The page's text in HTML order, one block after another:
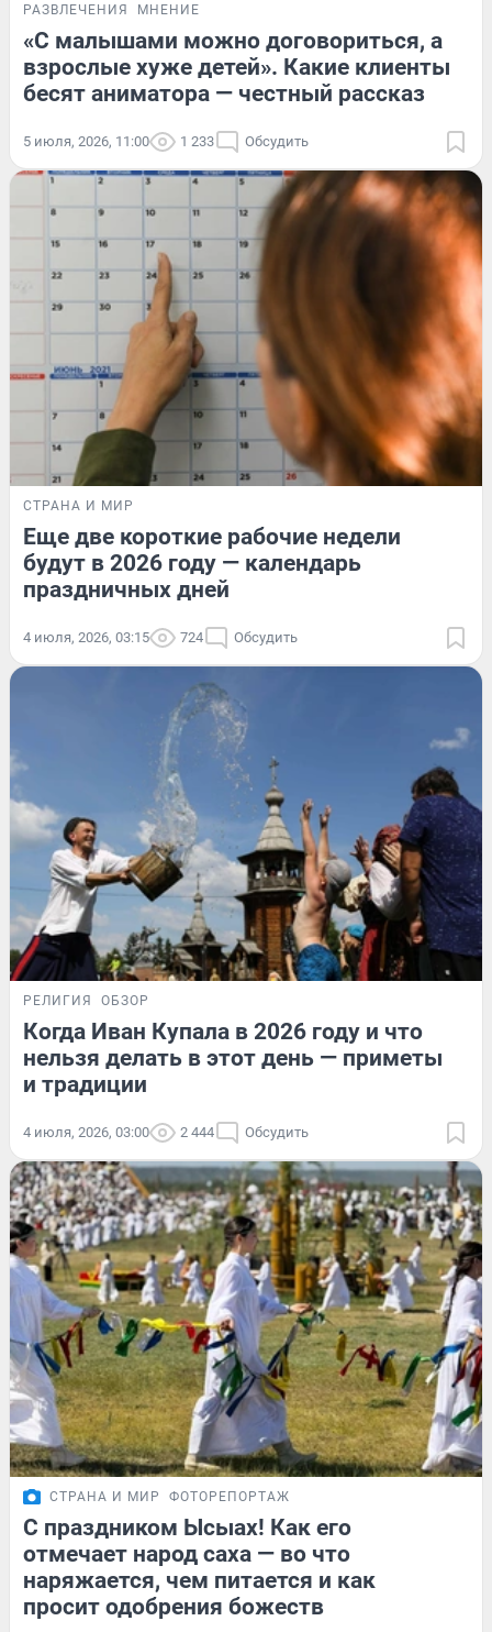
РАЗВЛЕЧЕНИЯ МНЕНИЕ
«С малышами можно договориться, а
взрослые хуже детей». Какие клиенты
бесят аниматора — честный рассказ
5 июля, 2026, 11:00 1 233 Обсудить
СТРАНА И МИР
Еще две короткие рабочие недели
будут в 2026 году — календарь
праздничных дней
4 июля, 2026, 03:15 724 Обсудить
РЕЛИГИЯ ОБЗОР
Когда Иван Купала в 2026 году и что
нельзя делать в этот день — приметы
и традиции
4 июля, 2026, 03:00 2 444 Обсудить
СТРАНА И МИР ФОТОРЕПОРТАЖ
С праздником Ысыах! Как его
отмечает народ саха — во что
наряжается, чем питается и как
просит одобрения божеств